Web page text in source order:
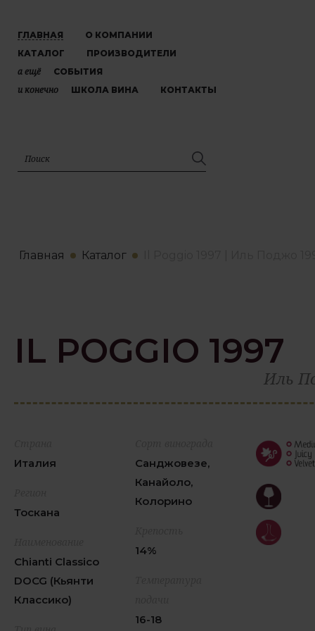
ГЛАВНАЯ
О КОМПАНИИ
КАТАЛОГ
ПРОИЗВОДИТЕЛИ
а ещё СОБЫТИЯ
и конечно ШКОЛА ВИНА КОНТАКТЫ
Главная Каталог
IL POGGIO 1997
Иль
Италия
Тоскана
Chianti Classico
DOCG (Кьянти
Клаcсико)
Санджовезе,
Канайоло,
Колорино
14%
16-18